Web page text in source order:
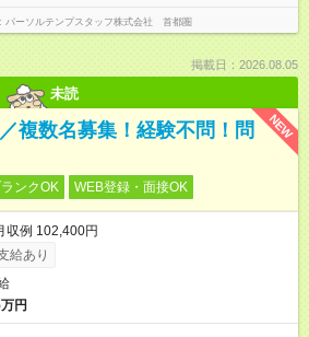
パーソルテンプスタッフ株式会社 首都圏
掲載日：2026.08.05
未読
NEW
複数名募集！経験不問！問
ンクOK WEB登録・面接OK
例 102,400円
給あり
円